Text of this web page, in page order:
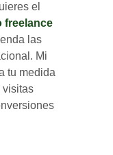
el
freelance
las
Mi
tu medida
visitas